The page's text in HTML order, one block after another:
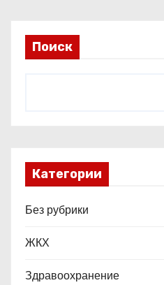
и
с
Поиск
Категории
Без рубрики
ЖКХ
Здравоохранение